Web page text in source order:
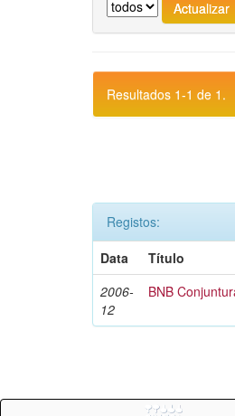
Resultados 1-1 de 1.
Registos:
Data
Título
2006-
12
BNB